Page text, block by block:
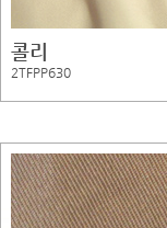
콜리
2TFPP630